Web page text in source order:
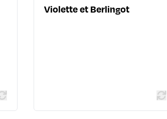
Violette et Berlingot